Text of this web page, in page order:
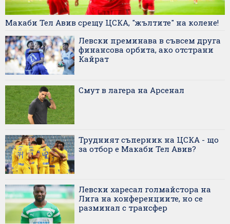
Макаби Тел Авив срещу ЦСКА, "жълтите" на колене!
Левски преминава в съвсем друга
финансова орбита, ако отстрани
Кайрат
Смут в лагера на Арсенал
Трудният съперник на ЦСКА - що
за отбор е Макаби Тел Авив?
Левски харесал голмайстора на
Лига на конференциите, но се
разминал с трансфер